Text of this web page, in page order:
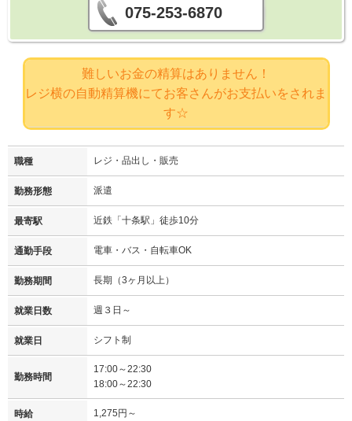
075-253-6870
難しいお金の精算はありません！
レジ横の自動精算機にてお客さんがお支払いをされま
す☆
職種 レジ・品出し・販売
勤務形態 派遣
最寄駅 近鉄「十条駅」徒歩10分
通勤手段 電車・バス・自転車OK
勤務期間 長期（3ヶ月以上）
就業日数 週３日～
就業日 シフト制
勤務時間
17:00～22:30
18:00～22:30
時給 1,275円～